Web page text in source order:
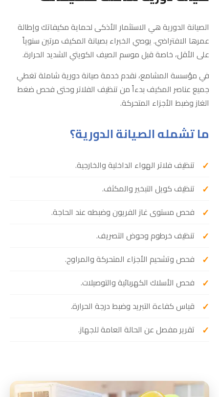
الصيانة الدورية هي الاستثمار الأذكى لحماية مكيفاتك وإطالة
عمرها الافتراضي. يوصي الخبراء بصيانة المكيف مرتين سنوياً
على الأقل، خاصة قبل موسم الصيف الكويتي الشديد الحرارة.
في مؤسسة المشامع، نقدم خدمة صيانة دورية شاملة تغطي
جميع عناصر المكيف بدءاً من تنظيف الفلاتر وحتى فحص ضغط
الغاز وضبط الأجزاء المتحركة.
ما تشمله الصيانة الدورية؟
تنظيف فلاتر الهواء الداخلية والخارجية.
تنظيف كويل التبخير والمكثف.
فحص مستوى غاز الفريون وضبطه عند الحاجة.
تنظيف خرطوم وحوض التصريف.
فحص وتشحيم الأجزاء المتحركة والمراوح.
فحص الأسلاك الكهربائية والتوصيلات.
قياس كفاءة التبريد وضبط درجة الحرارة.
تقرير مفصل عن الحالة العامة للجهاز.